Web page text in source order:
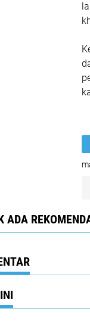
ADA